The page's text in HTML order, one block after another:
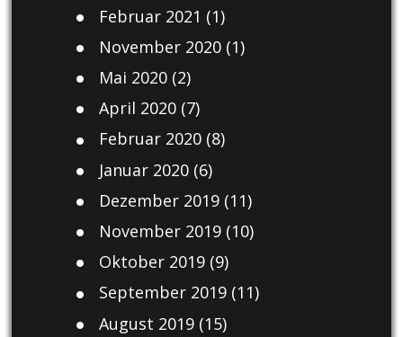
Februar 2021 (1)
November 2020(1)
Mai 2020(2)
April 2020(7)
Februar 2020(8)
Januar 2020(6)
Dezember 2019(11)
November 2019(10)
Oktober 2019(9)
September 2019(11)
August 2019(15)